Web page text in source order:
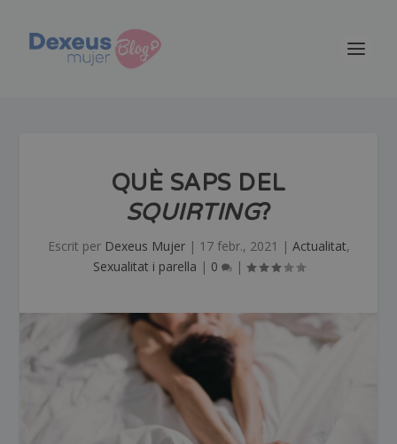
QUÈ SAPS DEL
SQUIRTING?
Escrit per Dexeus Mujer| 17 febr., 2021 | Actualitat,
Sexualitat i parella | 0 |